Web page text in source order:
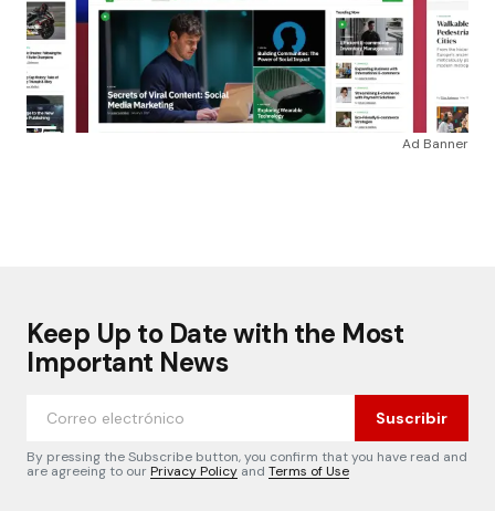
Ad Banner
Keep Up to Date with the Most
Important News
Suscribir
By pressing the Subscribe button, you confirm that you have read and
are agreeing to ourPrivacy Policy and Terms of Use